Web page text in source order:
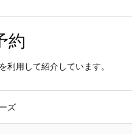
約
用して紹介しています。
ズ